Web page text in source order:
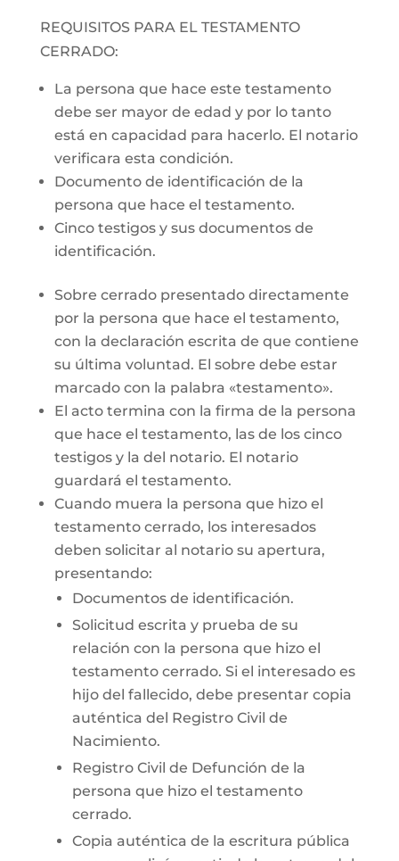
REQUISITOS PARA EL TESTAMENTO
CERRADO:
La persona que hace este testamento
debe ser mayor de edad y por lo tanto
está en capacidad para hacerlo. El notario
verificara esta condición.
Documento de identificación de la
persona que hace el testamento.
Cinco testigos y sus documentos de
identificación.
Sobre cerrado presentado directamente
por la persona que hace el testamento,
con la declaración escrita de que contiene
su última voluntad. El sobre debe estar
marcado con la palabra «testamento».
El acto termina con la firma de la persona
que hace el testamento, las de los cinco
testigos y la del notario. El notario
guardará el testamento.
Cuando muera la persona que hizo el
testamento cerrado, los interesados
deben solicitar al notario su apertura,
presentando:
Documentos de identificación.
Solicitud escrita y prueba de su
relación con la persona que hizo el
testamento cerrado. Si el interesado es
hijo del fallecido, debe presentar copia
auténtica del Registro Civil de
Nacimiento.
Registro Civil de Defunción de la
persona que hizo el testamento
cerrado.
Copia auténtica de la escritura pública